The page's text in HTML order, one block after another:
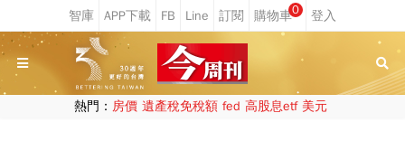
0
熱門： 房價 遺產稅免稅額 fed 高股息etf 美元